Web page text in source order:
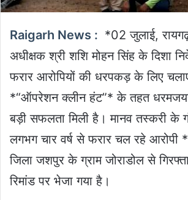
Raigarh News : *02 जुलाई,
अधीक्षक श्री शशि मोहन सिंह के दिशा
फरार आरोपियों की धरपकड़ के लिए
*“ऑपरेशन क्लीन हंट”* के तहत
बड़ी सफलता मिली है। मानव तस्करी के
लगभग चार वर्ष से फरार चल रहे आरोपी
जिला जशपुर के ग्राम जोराडोल से
रिमांड पर भेजा गया है।